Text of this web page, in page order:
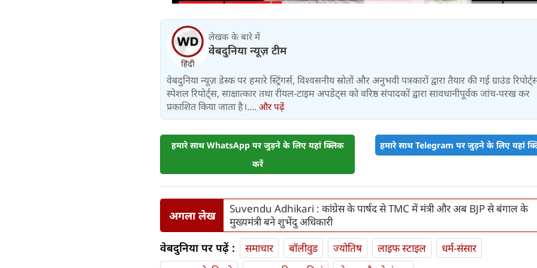
लेखक के बारे में
वेबदुनिया न्यूज़ टीम
वेबदुनिया न्यूज़ डेस्क पर हमारे स्ट्रिंगर्स, विश्वसनीय स्रोतों और अनुभवी पत्रकारों द्वारा तैयार की गई ग्राउंड
स्पेशल रिपोर्ट्स, साक्षात्कार तथा रीयल-टाइम अपडेट्स को वरिष्ठ संपादकों द्वारा सावधानीपूर्वक जांच-परख कर
प्रकाशित किया जाता है।.... और पढ़ें
हमारे साथ WhatsApp पर जुड़ने के लिए यहां क्लिक
करें
हमारे साथ Telegram पर जुड़ने के लिए यहां
अगला लेख
Suvendu Adhikari : कांग्रेस के पार्षद से TMC में मंत्री और अब BJP से बंगाल के
मुख्यमंत्री बने शुभेंदु अधिकारी
वेबदुनिया पर पढ़ें : समाचार बॉलीवुड ज्योतिष लाइफ स्‍टाइल
धर्म-संसार